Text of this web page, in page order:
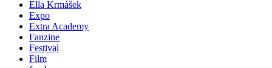
Ella Krmášek
Expo
Extra Academy
Fanzine
Festival
Film